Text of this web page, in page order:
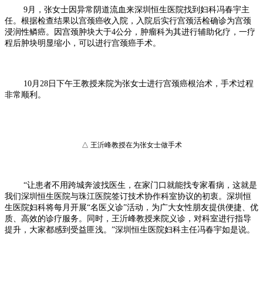
9月，张女士因异常阴道流血来深圳恒生医院找到妇科冯春宇主
任。根据检查结果以宫颈癌收入院，入院后实行宫颈活检确诊为宫颈
浸润性鳞癌。因宫颈肿块大于4公分，肿瘤科为其进行辅助化疗，一疗
程后肿块明显缩小，可以进行宫颈癌手术。
10月28日下午王教授来院为张女士进行宫颈癌根治术，手术过程
非常顺利。
△ 王沂峰教授在为张女士做手术
“让患者不用跨城奔波找医生，在家门口就能找专家看病，这就是
我们深圳恒生医院与珠江医院签订技术协作科室协议的初衷。深圳恒
生医院妇科将每月开展“名医义诊”活动，为广大女性朋友提供便捷、优
质、高效的诊疗服务。同时，王沂峰教授来院义诊，对科室进行指导
提升，大家都感到受益匪浅。”深圳恒生医院妇科主任冯春宇如是说。